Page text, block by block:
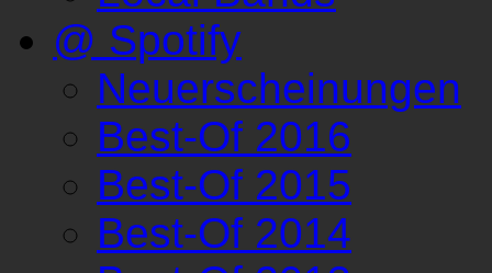
@ Spotify
Neuerscheinungen
Best-Of 2016
Best-Of 2015
Best-Of 2014